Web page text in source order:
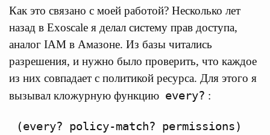
Как это связано с моей работой? Несколько лет
назад в Exoscale я делал систему прав доступа,
аналог IAM в Амазоне. Из базы читались
разрешения, и нужно было проверить, что каждое
из них совпадает с политикой ресурса. Для этого я
вызывал кложурную функцию every? :